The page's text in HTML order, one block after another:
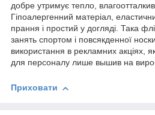
добре утримує тепло,
Гіпоалергенний матеріал,
прання і простий у догляді. Така
занять спортом і повсякденної
використання в рекламних акціях,
для персоналу лише вышив на
Приховати